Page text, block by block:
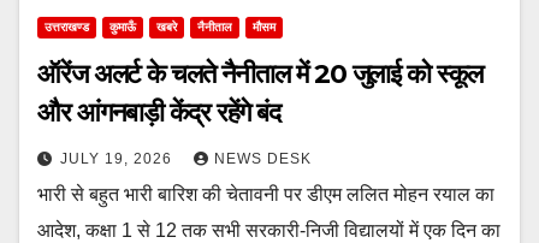
उत्तराखण्ड कुमाऊँ खबरे नैनीताल मौसम
ऑरेंज अलर्ट के चलते नैनीताल में 20 जुलाई को स्कूल
और आंगनबाड़ी केंद्र रहेंगे बंद
JULY 19, 2026 NEWS DESK
भारी से बहुत भारी बारिश की चेतावनी पर डीएम ललित मोहन रयाल का
आदेश, कक्षा 1 से 12 तक सभी सरकारी-निजी विद्यालयों में एक दिन का